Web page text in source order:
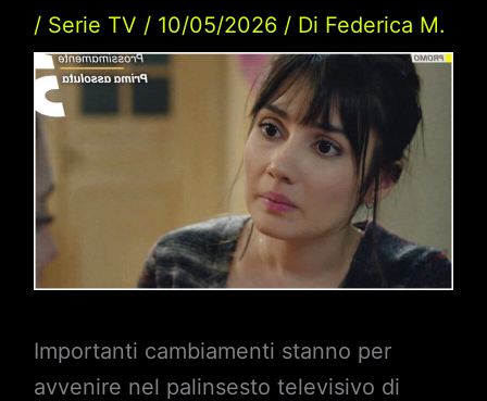
/ Serie TV / 10/05/2026 / Di Federica M.
Importanti cambiamenti stanno per
avvenire nel palinsesto televisivo di